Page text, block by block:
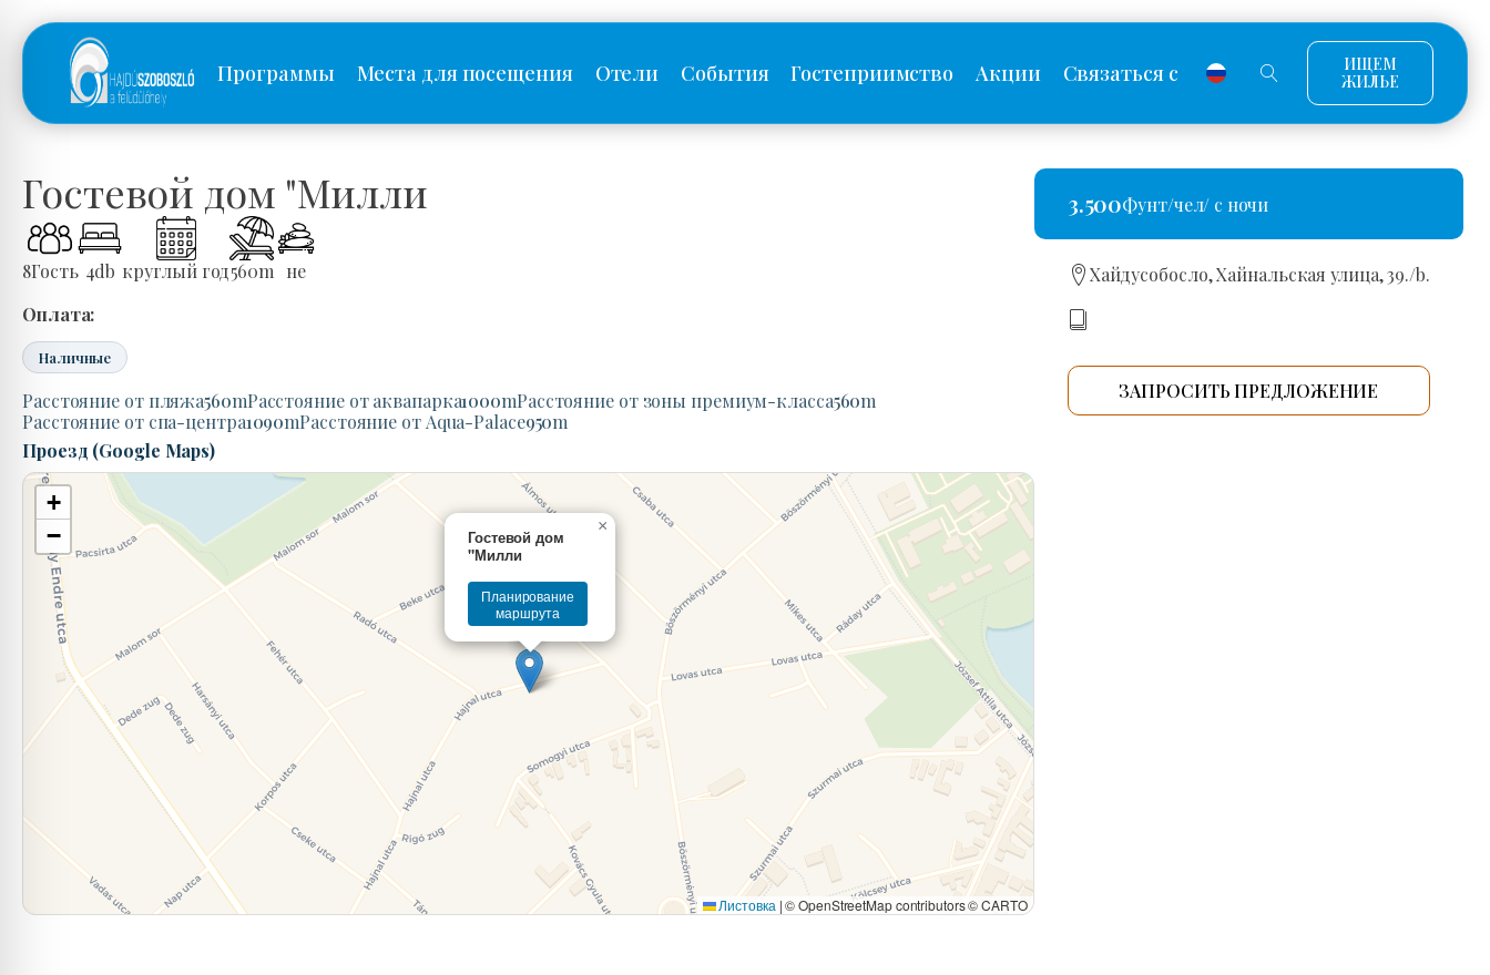
Программы Места для посещения Отели События Гостеприимство Акции Связаться с
ИЩЕМ
ЖИЛЬЕ
Гостевой дом "Милли
8Гость 4db круглый год560m
не
Оплата:
Наличные
Расстояние от пляжа560mРасстояние от аквапарка1000mРасстояние от зоны премиум-класса560m
Расстояние от спа-центра1090mРасстояние от Aqua-Palace950m
Проезд (Google Maps)
Гостевой дом
"Милли
Планирование
маршрута
×
+
−
Листовка |© OpenStreetMap contributors © CARTO
3.500Фунт/чел/ с ночи
Хайдусобосло, Хайнальская улица, 39./b.
ЗАПРОСИТЬ ПРЕДЛОЖЕНИЕ